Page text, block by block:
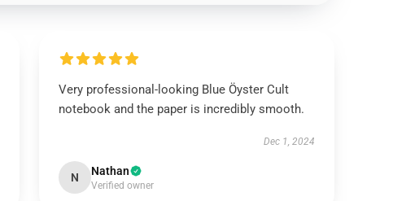
Very professional-looking Blue Öyster Cult
notebook and the paper is incredibly smooth.
Dec 1, 2024
N Nathan
Verified owner